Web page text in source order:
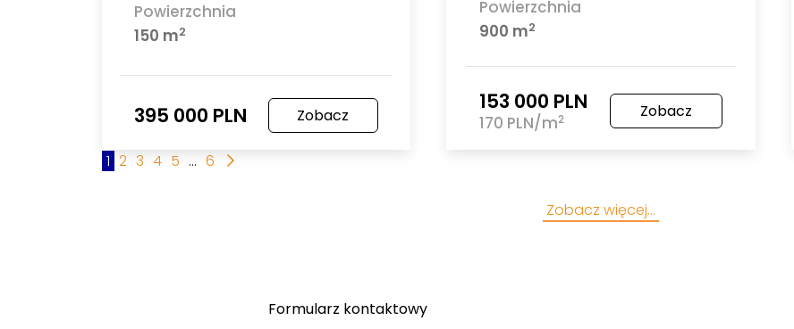
Powierzchnia
150 m2
395 000 PLN Zobacz
Powierzchnia
900 m2
153 000 PLN
170 PLN/m2 Zobacz
1 2 3 4 5 ... 6
Zobacz więcej…
Formularz kontaktowy